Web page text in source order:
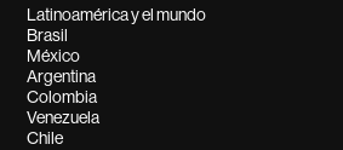
Latinoamérica y el mundo
Brasil
México
Argentina
Colombia
Venezuela
Chile